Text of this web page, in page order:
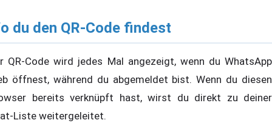
du den QR-Code findest
QR-Code wird jedes Mal angezeigt, wenn du WhatsApp
öffnest, während du abgemeldet bist. Wenn du diesen
bereits verknüpft hast, wirst du direkt zu deiner
Liste weitergeleitet.